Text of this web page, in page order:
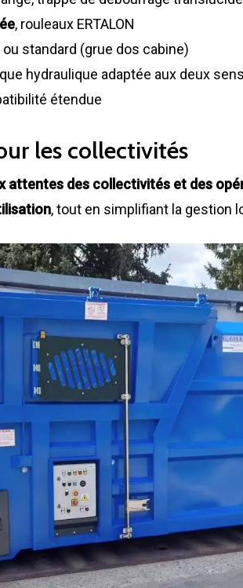
, rouleaux ERTALON
standard (grue dos cabine)
hydraulique adaptée aux deux sens
étendue
les collectivités
attentes des collectivités et des
, tout en simplifiant la gestion